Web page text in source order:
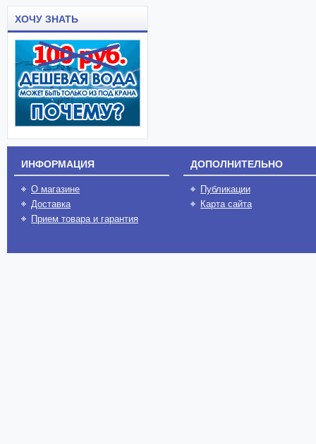
ХОЧУ ЗНАТЬ
ИНФОРМАЦИЯ
О магазине
Доставка
Прием товара и гарантия
ДОПОЛНИТЕЛЬНО
Публикации
Карта сайта